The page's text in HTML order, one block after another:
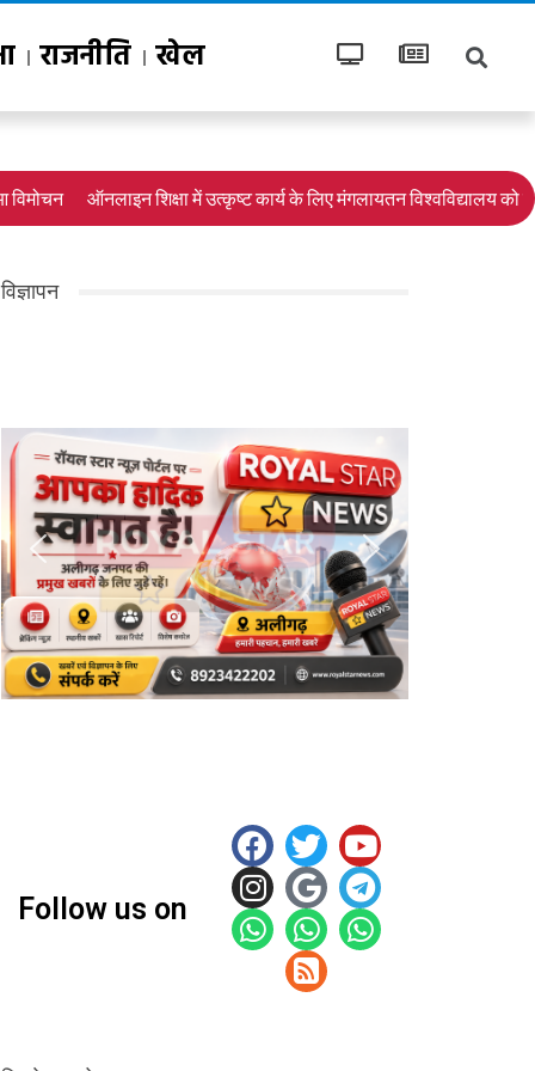
राजनीति खेल
ऑनलाइन शिक्षा में उत्कृष्ट कार्य के लिए मंगलायतन विश्वविद्यालय को
विज्ञापन
Follow us on